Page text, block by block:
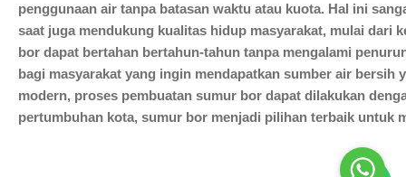
penggunaan air tanpa batasan waktu atau kuota. Hal ini
saat juga mendukung kualitas hidup masyarakat, mulai dari
bor dapat bertahan bertahun-tahun tanpa mengalami
bagi masyarakat yang ingin mendapatkan sumber air
modern, proses pembuatan sumur bor dapat dilakukan
pertumbuhan kota, sumur bor menjadi pilihan terbaik untuk